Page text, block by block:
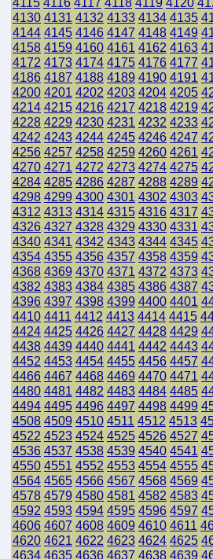
4130 4131 4132 4133 4134 4135
4144 4145 4146 4147 4148 4149
4158 4159 4160 4161 4162 4163
4172 4173 4174 4175 4176 4177
4186 4187 4188 4189 4190 4191
4200 4201 4202 4203 4204 4205
4214 4215 4216 4217 4218 4219
4228 4229 4230 4231 4232 4233
4242 4243 4244 4245 4246 4247
4256 4257 4258 4259 4260 4261
4270 4271 4272 4273 4274 4275
4284 4285 4286 4287 4288 4289
4298 4299 4300 4301 4302 4303
4312 4313 4314 4315 4316 4317
4326 4327 4328 4329 4330 4331
4340 4341 4342 4343 4344 4345
4354 4355 4356 4357 4358 4359
4368 4369 4370 4371 4372 4373
4382 4383 4384 4385 4386 4387
4396 4397 4398 4399 4400 4401
4410 4411 4412 4413 4414 4415
4424 4425 4426 4427 4428 4429
4438 4439 4440 4441 4442 4443
4452 4453 4454 4455 4456 4457
4466 4467 4468 4469 4470 4471
4480 4481 4482 4483 4484 4485
4494 4495 4496 4497 4498 4499
4508 4509 4510 4511 4512 4513
4522 4523 4524 4525 4526 4527
4536 4537 4538 4539 4540 4541
4550 4551 4552 4553 4554 4555
4564 4565 4566 4567 4568 4569
4578 4579 4580 4581 4582 4583
4592 4593 4594 4595 4596 4597
4606 4607 4608 4609 4610 4611
4620 4621 4622 4623 4624 4625
4634 4635 4636 4637 4638 4639